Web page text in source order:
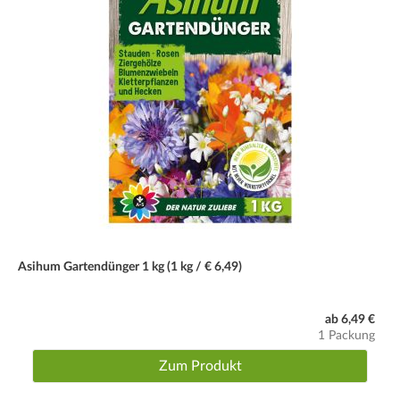
Der Boden sollte locker, humos und nährstoffreich sein. Den
Boden ggf. mit etwas Torf anreichern.
Im Frühjahr mit Kompost düngen.
Nach Bedarf und Witterung.
Bodendeckend, dichtwachsend.
Blüte
Bei Bedarf bzw. zu üppigem Wuchs kann die Pflanze im März
zurückgeschnitten werden.
Asihum Gartendünger 1 kg (1 kg / € 6,49)
ab 6,49 €
1 Packung
Zum Produkt